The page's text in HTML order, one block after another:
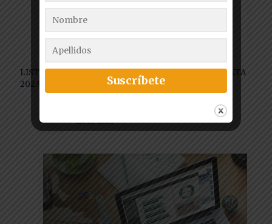
LISTA DE DOCUMENTOS PARA DECLARACION DE RENTA
2023 PERSONA NATURAL
Leer más